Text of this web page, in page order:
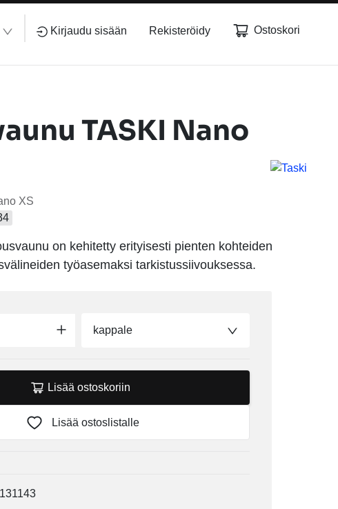
Kirjaudu sisään Rekisteröidy Ostoskori
TASKI Nano
XS
on kehitetty erityisesti pienten kohteiden
työasemaksi tarkistussiivouksessa.
kappale
Lisää ostoskoriin
Lisää ostoslistalle